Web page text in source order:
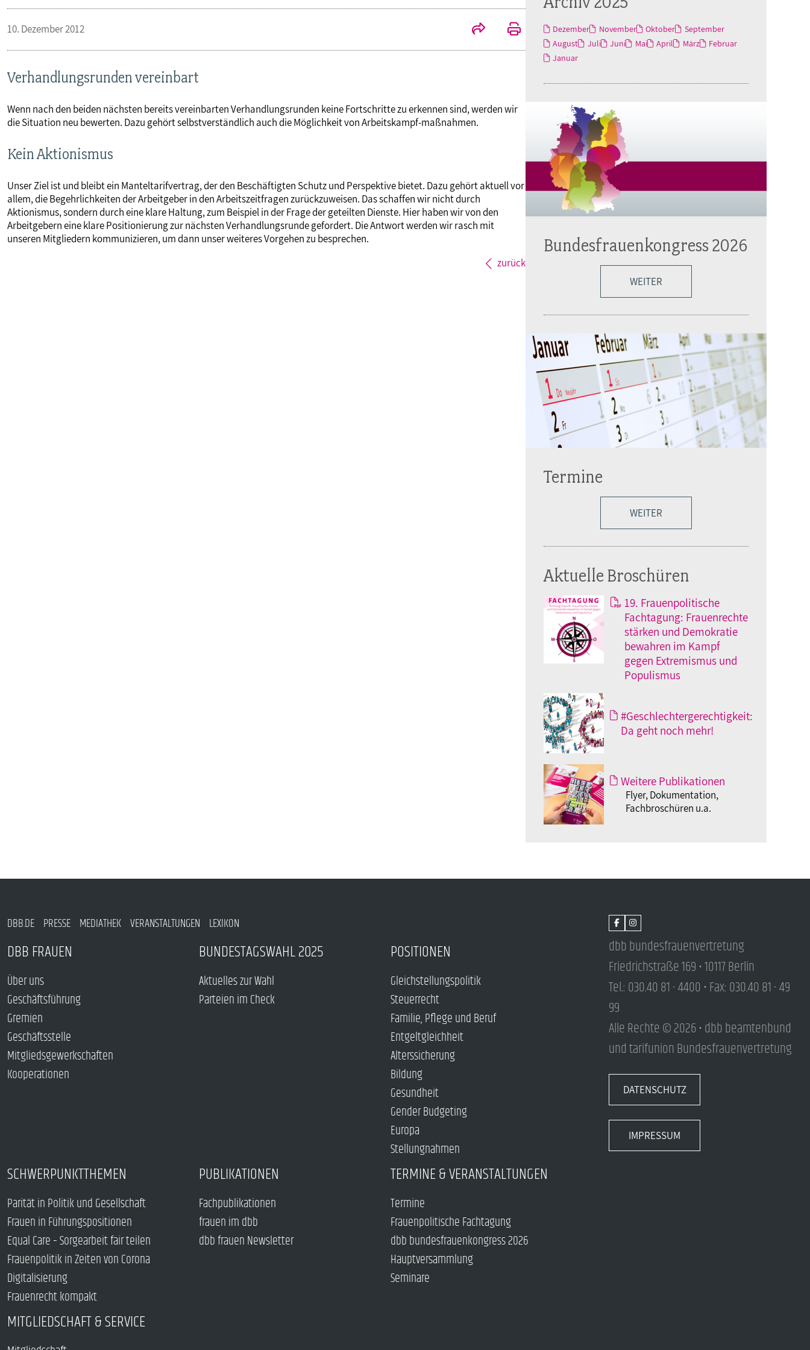
Gesundheit
Europa
Stellungnahmen
PUBLIKATIONEN
MITGLIEDSCHAFT & SERVICE
10. Dezember 2012
Verhandlungsrunden vereinbart
Wenn nach den beiden nächsten bereits vereinbarten Verhandlungsrunden keine Fortschritte zu erkennen sind, werden wir
die Situation neu bewerten. Dazu gehört selbstverständlich auch die Möglichkeit von Arbeitskampf-maßnahmen.
Kein Aktionismus
Unser Ziel ist und bleibt ein Manteltarifvertrag, der den Beschäftigten Schutz und Perspektive bietet. Dazu gehört aktuell vor
allem, die Begehrlichkeiten der Arbeitgeber in den Arbeitszeitfragen zurückzuweisen. Das schaffen wir nicht durch
Aktionismus, sondern durch eine klare Haltung, zum Beispiel in der Frage der geteilten Dienste. Hier haben wir von den
Arbeitgebern eine klare Positionierung zur nächsten Verhandlungsrunde gefordert. Die Antwort werden wir rasch mit
unseren Mitgliedern kommunizieren, um dann unser weiteres Vorgehen zu besprechen.
zurück
Dezember November Oktober
September
August
Juli Juni Mai April März
Februar
Januar
Bundesfrauenkongress 2026
WEITER
Termine
WEITER
Aktuelle Broschüren
19. Frauenpolitische
Fachtagung: Frauenrechte
stärken und Demokratie
bewahren im Kampf
gegen Extremismus und
Populismus
#Geschlechtergerechtigkeit:
Da geht noch mehr!
Weitere Publikationen
Flyer, Dokumentation,
Fachbroschüren u.a.
DBB.DE PRESSE MEDIATHEK VERANSTALTUNGEN LEXIKON
DBB FRAUEN
Über uns
Geschäftsführung
Gremien
Geschäftsstelle
Mitgliedsgewerkschaften
Kooperationen
BUNDESTAGSWAHL 2025
Aktuelles zur Wahl
Parteien im Check
POSITIONEN
Gleichstellungspolitik
Steuerrecht
Familie, Pflege und Beruf
Entgeltgleichheit
Alterssicherung
Bildung
Gesundheit
Gender Budgeting
Europa
Stellungnahmen
SCHWERPUNKTTHEMEN
Parität in Politik und Gesellschaft
Frauen in Führungspositionen
Equal Care – Sorgearbeit fair teilen
Frauenpolitik in Zeiten von Corona
Digitalisierung
Frauenrecht kompakt
PUBLIKATIONEN
Fachpublikationen
frauen im dbb
dbb frauen Newsletter
TERMINE & VERANSTALTUNGEN
Termine
Frauenpolitische Fachtagung
dbb bundesfrauenkongress 2026
Hauptversammlung
Seminare
MITGLIEDSCHAFT & SERVICE
dbb bundesfrauenvertretung
Friedrichstraße 169 • 10117 Berlin
Tel.: 030.40 81 - 4400 • Fax: 030.40 81 - 49
99
Alle Rechte © 2026 • dbb beamtenbund
und tarifunion Bundesfrauenvertretung
DATENSCHUTZ
IMPRESSUM